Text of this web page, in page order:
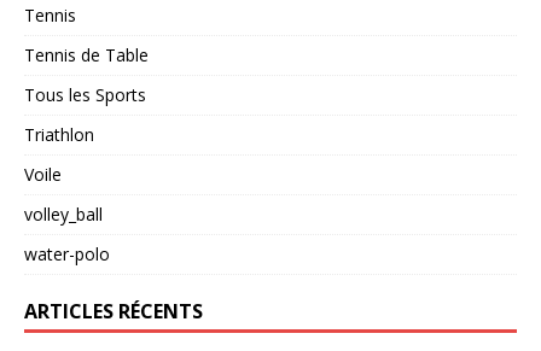
Tennis
Tennis de Table
Tous les Sports
Triathlon
Voile
volley_ball
water-polo
ARTICLES RÉCENTS